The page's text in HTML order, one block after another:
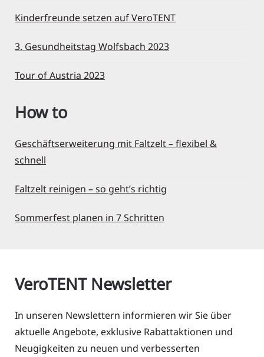
Kinderfreunde setzen auf VeroTENT
3. Gesundheitstag Wolfsbach 2023
Tour of Austria 2023
How to
Geschäftserweiterung mit Faltzelt – flexibel &
schnell
Faltzelt reinigen – so geht’s richtig
Sommerfest planen in 7 Schritten
VeroTENT Newsletter
In unseren Newslettern informieren wir Sie über
aktuelle Angebote, exklusive Rabattaktionen und
Neugigkeiten zu neuen und verbesserten